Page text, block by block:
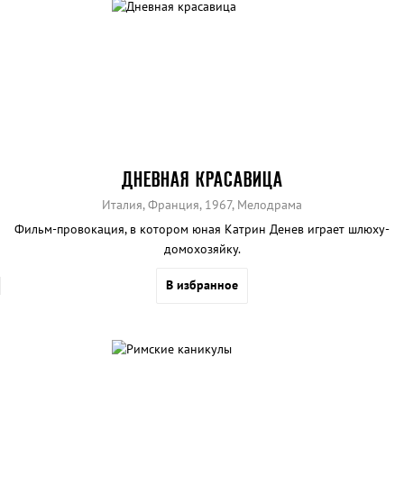
ДНЕВНАЯ КРАСАВИЦА
Италия, Франция, 1967, Мелодрама
Фильм-провокация, в котором юная Катрин Денев играет шлюху-
домохозяйку.
В избранное